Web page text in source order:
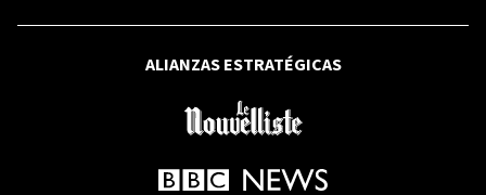
ALIANZAS ESTRATÉGICAS